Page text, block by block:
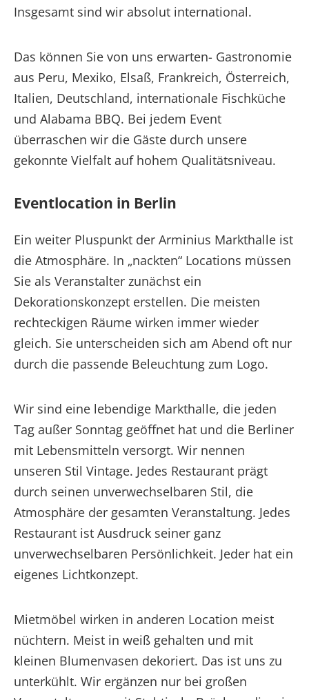
Insgesamt sind wir absolut international.
Das können Sie von uns erwarten- Gastronomie
aus Peru, Mexiko, Elsaß, Frankreich, Österreich,
Italien, Deutschland, internationale Fischküche
und Alabama BBQ. Bei jedem Event
überraschen wir die Gäste durch unsere
gekonnte Vielfalt auf hohem Qualitätsniveau.
Eventlocation in Berlin
Ein weiter Pluspunkt der Arminius Markthalle ist
die Atmosphäre. In „nackten“ Locations müssen
Sie als Veranstalter zunächst ein
Dekorationskonzept erstellen. Die meisten
rechteckigen Räume wirken immer wieder
gleich. Sie unterscheiden sich am Abend oft nur
durch die passende Beleuchtung zum Logo.
Wir sind eine lebendige Markthalle, die jeden
Tag außer Sonntag geöffnet hat und die Berliner
mit Lebensmitteln versorgt. Wir nennen
unseren Stil Vintage. Jedes Restaurant prägt
durch seinen unverwechselbaren Stil, die
Atmosphäre der gesamten Veranstaltung. Jedes
Restaurant ist Ausdruck seiner ganz
unverwechselbaren Persönlichkeit. Jeder hat ein
eigenes Lichtkonzept.
Mietmöbel wirken in anderen Location meist
nüchtern. Meist in weiß gehalten und mit
kleinen Blumenvasen dekoriert. Das ist uns zu
unterkühlt. Wir ergänzen nur bei großen